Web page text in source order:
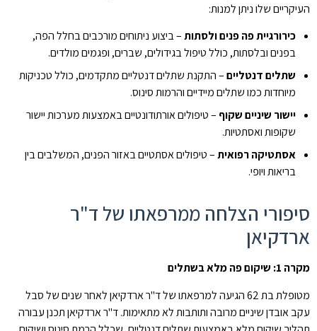
העיקריים שלו ניתן למנות:
כירורגיית פה פנים ולסתות– ביצוע ניתוחים מורכבים בחלל הפה,
בפנים ובלסתות, כולל טיפול בגידולים, שברים, ופגמים מולדים.
שתלים דנטליים– התקנת שתלים דנטליים מתקדמים, כולל טכניקות
מיוחדות כמו שתלים מיידיים והרמות סינוס.
יישור שיניים שקוף – טיפולים אורתודונטיים באמצעות מערכות יישור
שקופות ואסתטיות.
אסתטיקה רפואית– טיפולים אסתטיים באזור הפנים, המשלבים בין
בריאות ויופי.
סיפורי הצלחה ממרפאתו של ד"ר
ארדקיאן
מקרה 1: שיקום פה מלא בשתלים
מטופלת בת 62 הגיעה למרפאתו של ד"ר ארדקיאן לאחר שנים של סבל
עקב אובדן שיניים מרובה ותותבות לא מתאימות. ד"ר ארדקיאן תכנן עבורה